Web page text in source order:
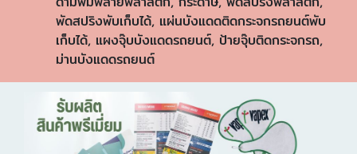
พัดสปริงพับเก็บได้, แผ่นบังแดดติดกระจกรถยนต์พับ
เก็บได้, แผงจุ๊บบังแดดรถยนต์, ป้ายจุ๊บติดกระจกรถ,
ม่านบังแดดรถยนต์